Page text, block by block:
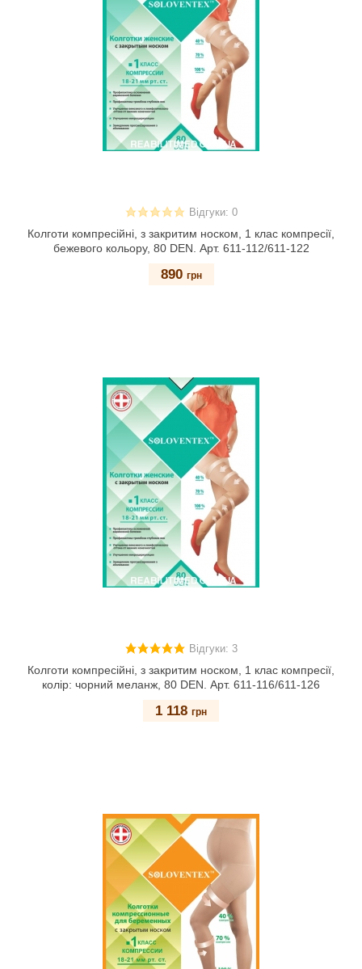
Відгуки: 0
Колготи компресійні, з закритим носком, 1 клас компресії,
бежевого кольору, 80 DEN. Арт. 611-112/611-122
890 грн
Відгуки: 3
Колготи компресійні, з закритим носком, 1 клас компресії,
колір: чорний меланж, 80 DEN. Арт. 611-116/611-126
1 118 грн